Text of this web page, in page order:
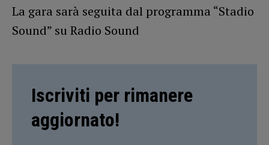
La gara sarà seguita dal programma “Stadio
Sound” su Radio Sound
Iscriviti per rimanere
aggiornato!